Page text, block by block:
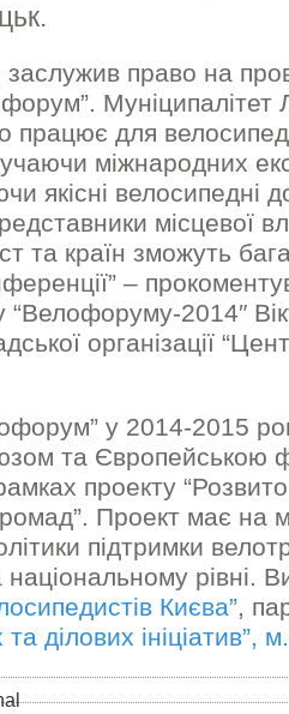
заслужив право на
працює для
міжнародних
якісні велосипедні
місцевої
та країн зможуть
–
“Велофоруму-2014″
організації
у 2014-2015
та Європейською
проекту
Проект має на
підтримки
національному рівні.
Києва”,
ділових ініціатив”,